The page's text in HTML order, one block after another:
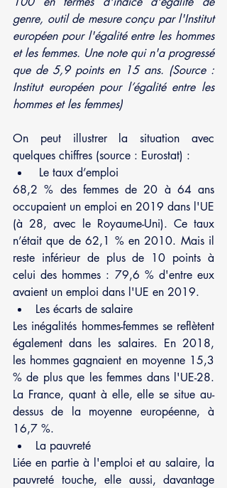
genre, outil de mesure conçu par l'Institut
européen pour l'égalité entre les hommes
et les femmes. Une note qui n'a progressé
que de 5,9 points en 15 ans. (Source :
Institut européen pour l’égalité entre les
hommes et les femmes)
On peut illustrer la situation avec
quelques chiffres (source : Eurostat) :
Le taux d’emploi
68,2 % des femmes de 20 à 64 ans
occupaient un emploi en 2019 dans l'UE
(à 28, avec le Royaume-Uni). Ce taux
n’était que de 62,1 % en 2010. Mais il
reste inférieur de plus de 10 points à
celui des hommes : 79,6 % d'entre eux
avaient un emploi dans l'UE en 2019.
Les écarts de salaire
Les inégalités hommes-femmes se reflètent
également dans les salaires. En 2018,
les hommes gagnaient en moyenne 15,3
% de plus que les femmes dans l'UE-28.
La France, quant à elle, elle se situe au-
dessus de la moyenne européenne, à
16,7 %.
La pauvreté
Liée en partie à l'emploi et au salaire, la
pauvreté touche, elle aussi, davantage